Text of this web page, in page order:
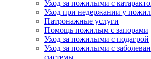
Уход за пожилыми с
Уход при недержании у
Патронажные услуги
Помощь пожилым с запорами
Уход за пожилыми с подагрой
Уход за пожилыми с
системы